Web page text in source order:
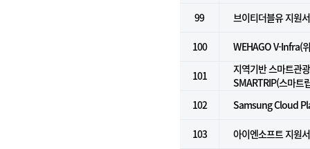
99 브이티더블유 지원
100 WEHAGO V-Infra(
101
지역기반 스마트관
SMARTRIP(스마트
102
Samsung Cloud
103 아이엔소프트 지원